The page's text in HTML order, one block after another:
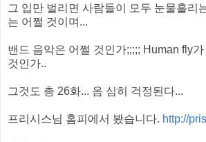
그 입만 벌리면 사람들이 모두 눈물흘리
는 어쩔 것이며...
밴드 음악은 어쩔 것인가;;;;; Human fly
것인가..
그것도 총 26화... 음 심히 걱정된다...
프리시스님 홈피에서 봤습니다. http://